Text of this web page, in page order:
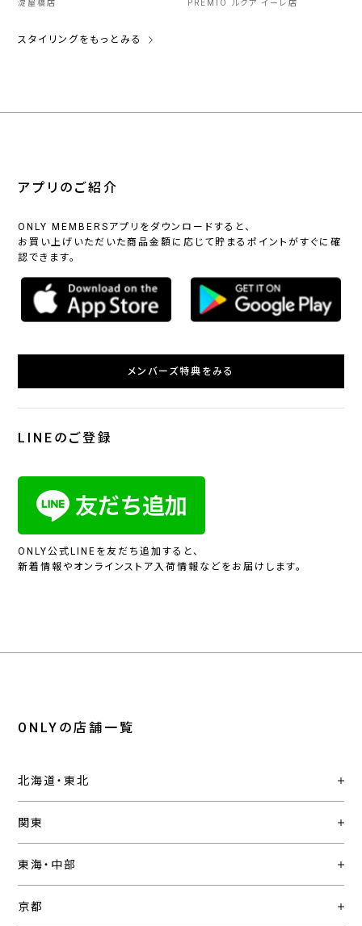
淀屋橋店 PREMIO ルクア イーレ店
スタイリングをもっとみる
アプリのご紹介
ONLY MEMBERSアプリをダウンロードすると、
お買い上げいただいた商品金額に応じて貯まるポイントがすぐに確
認できます。
メンバーズ特典をみる
LINEのご登録
ONLY公式LINEを友だち追加すると、
新着情報やオンラインストア入荷情報などをお届けします。
ONLYの店舗一覧
北海道・東北
関東
東海・中部
京都